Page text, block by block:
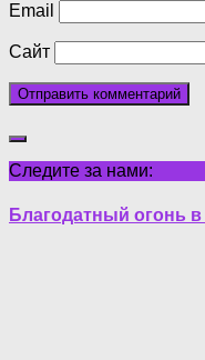
Email
Сайт
Следите за нами:
Благодатный огонь